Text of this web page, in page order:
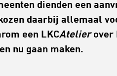
dienden een
daarbij allemaal
een LKCAtelierover
nu gaan maken.